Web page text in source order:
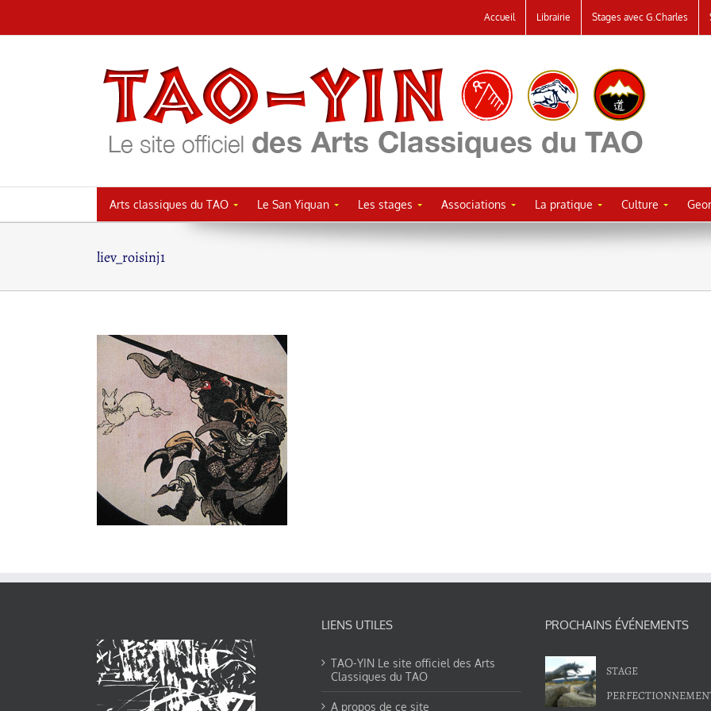
au
Accueil Librairie Stages avec G.Charles
Arts classiques du TAO Le San Yiquan Les stages Associations La pratique Culture
liev_roisinj1
LIENS UTILES
TAO-YIN Le site officiel des Arts
Classiques du TAO
A propos de ce site
PROCHAINS ÉVÉNEMENTS
STAGE